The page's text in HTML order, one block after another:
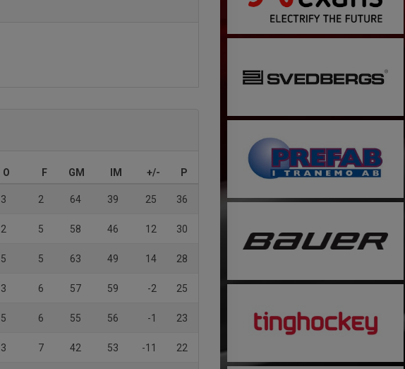
O F GM IM +/- P
3 2 64 39 25 36
2 5 58 46 12 30
5 5 63 49 14 28
3 6 57 59 -2 25
5 6 55 56 -1 23
3 7 42 53 -11 22